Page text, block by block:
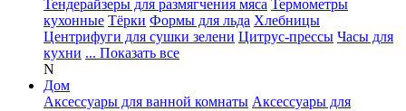
Тендерайзеры для размягчения мяса Термометры
кухонные Тёрки Формы для льда Хлебницы
Центрифуги для сушки зелени Цитрус-прессы Часы для
кухни ... Показать все
N
Дом
Аксессуары для ванной комнаты Аксессуары для